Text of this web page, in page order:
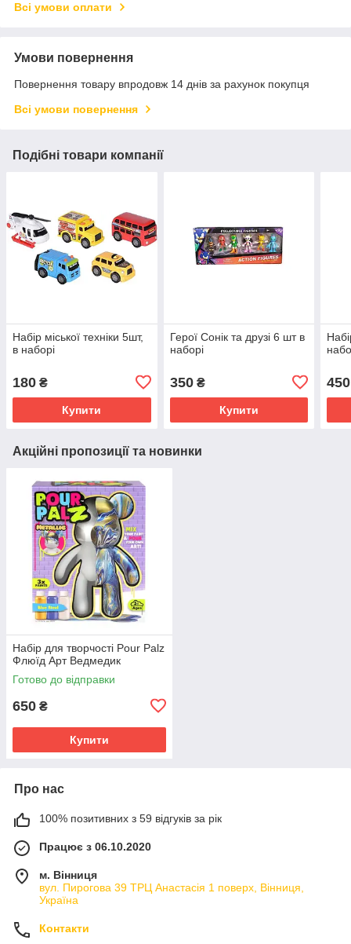
Всі умови оплати
Умови повернення
Повернення товару впродовж 14 днів за рахунок покупця
Всі умови повернення
Подібні товари компанії
Набір міської техніки 5шт,
в наборі
180 ₴
Купити
Герої Сонік та друзі 6 шт в
наборі
350₴
Купити
450
Акційні пропозиції та новинки
Набір для творчості Pour Palz
Флюїд Арт Ведмедик
Готово до відправки
650 ₴
Купити
Про нас
100% позитивних з 59 відгуків за рік
Працює з 06.10.2020
м. Вінниця
вул. Пирогова 39 ТРЦ Анастасія 1 поверх, Вінниця,
Україна
Контакти